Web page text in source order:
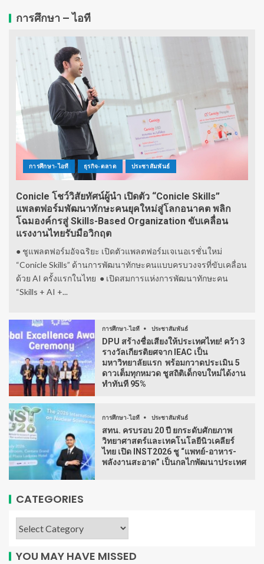
การศึกษา – ไอที
การศึกษา-ไอที ธุรกิจ-ตลาด ประชาสัมพันธ์
Conicle โชว์วิสัยทัศน์ผู้นำ เปิดตัว “Conicle Skills”
แพลตฟอร์มพัฒนาทักษะคนยุคใหม่สู่โลกอนาคต พลิก
โฉมองค์กรสู่ Skills-Based Organization ขับเคลื่อน
แรงงานไทยรับมือวิกฤต
● ชูแพลตฟอร์มอัจฉริยะ เปิดตัวแพลตฟอร์มเจเนอเรชั่นใหม่
“Conicle Skills” ด้านการพัฒนาทักษะคนแบบครบวงจรที่ขับเคลื่อน
ด้วย AI ครั้งแรกในไทย ● เปิดสมการแห่งการพัฒนาทักษะคน
“Skills + AI +...
การศึกษา-ไอที ประชาสัมพันธ์
DPU สร้างชื่อเสียงให้ประเทศไทย! คว้า 3
รางวัลเกียรติยศจาก IEAC เป็น
มหาวิทยาลัยแรก พร้อมกวาดประเมิน 5
ดาวเต็มทุกหมวด ชูสถิติเด็กจบใหม่ได้งาน
ทำทันที 95%
การศึกษา-ไอที ประชาสัมพันธ์
สทน. ครบรอบ 20 ปี ยกระดับศักยภาพ
วิทยาศาสตร์และเทคโนโลยีนิวเคลียร์
ไทย เปิด INST2026 ชู “แพทย์-อาหาร-
พลังงานสะอาด” เป็นกลไกพัฒนาประเทศ
CATEGORIES
YOU MAY HAVE MISSED